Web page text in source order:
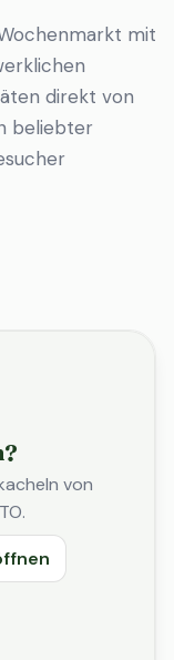
mit
direkt von
beliebter
von